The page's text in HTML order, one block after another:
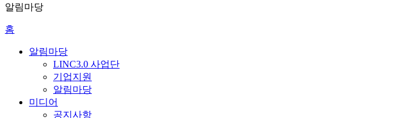
알림마당
홈
알림마당
LINC3.0 사업단
기업지원
알림마당
미디어
공지사항